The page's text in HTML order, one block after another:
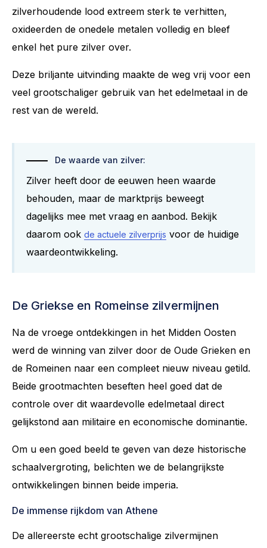
zilverhoudende lood extreem sterk te verhitten,
oxideerden de onedele metalen volledig en bleef
enkel het pure zilver over.
Deze briljante uitvinding maakte de weg vrij voor een
veel grootschaliger gebruik van het edelmetaal in de
rest van de wereld.
De waarde van zilver:
Zilver heeft door de eeuwen heen waarde
behouden, maar de marktprijs beweegt
dagelijks mee met vraag en aanbod. Bekijk
daarom ook de actuele zilverprijs voor de huidige
waardeontwikkeling.
De Griekse en Romeinse zilvermijnen
Na de vroege ontdekkingen in het Midden Oosten
werd de winning van zilver door de Oude Grieken en
de Romeinen naar een compleet nieuw niveau getild.
Beide grootmachten beseften heel goed dat de
controle over dit waardevolle edelmetaal direct
gelijkstond aan militaire en economische dominantie.
Om u een goed beeld te geven van deze historische
schaalvergroting, belichten we de belangrijkste
ontwikkelingen binnen beide imperia.
De immense rijkdom van Athene
De allereerste echt grootschalige zilvermijnen